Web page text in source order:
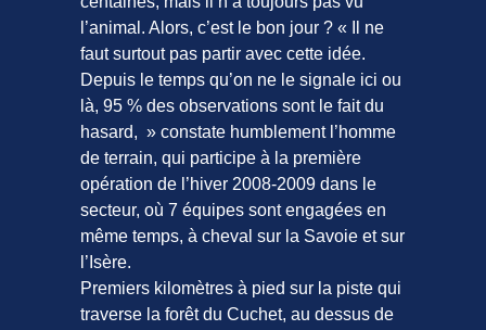
l’animal. Alors, c’est le bon jour ? « Il ne
faut surtout pas partir avec cette idée.
Depuis le temps qu’on ne le signale ici ou
là, 95 % des observations sont le fait du
hasard, » constate humblement l’homme
de terrain, qui participe à la première
opération de l’hiver 2008-2009 dans le
secteur, où 7 équipes sont engagées en
même temps, à cheval sur la Savoie et sur
l’Isère.
Premiers kilomètres à pied sur la piste qui
traverse la forêt du Cuchet, au dessus de